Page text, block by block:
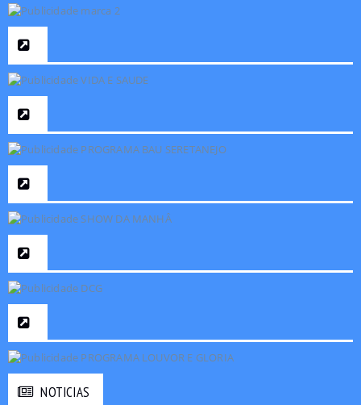
NOTICIAS